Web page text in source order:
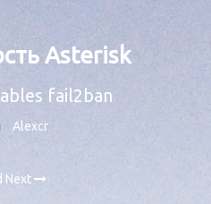
Asterisk
fail2ban
Alexcr
Next